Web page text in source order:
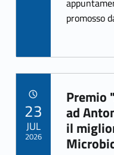
k
promosso
Link identifier archive #link-archive-99462
Premio
ad
il
23
JUL
2026